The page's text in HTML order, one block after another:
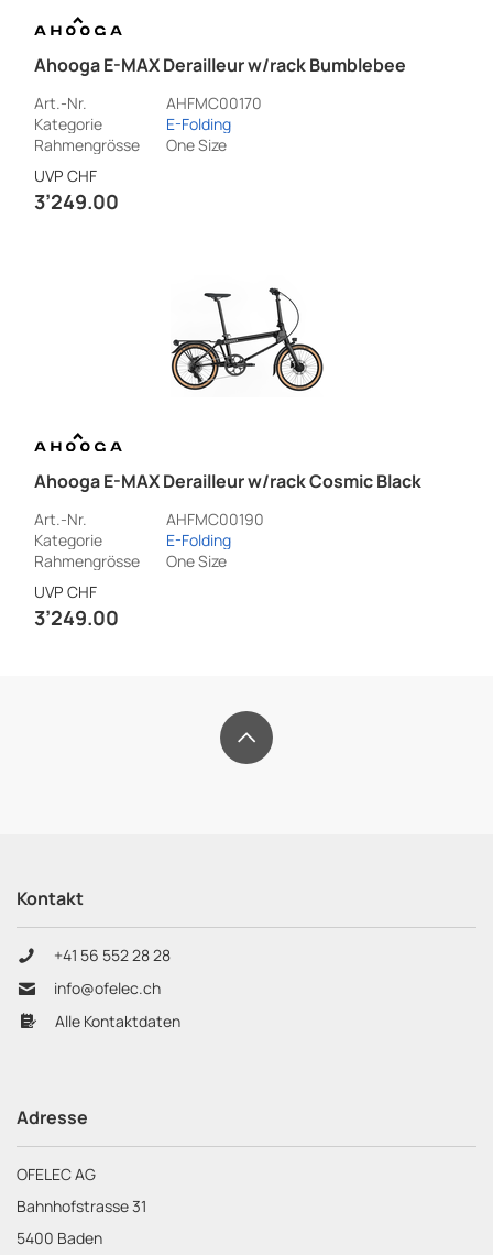
Ahooga E-MAX Derailleur w/rack Bumblebee
Art.-Nr.
AHFMC00170
Kategorie
E-Folding
Rahmengrösse
One Size
UVP CHF
3’249.00
Ahooga E-MAX Derailleur w/rack Cosmic Black
Art.-Nr.
AHFMC00190
Kategorie
E-Folding
Rahmengrösse
One Size
UVP CHF
3’249.00
OFELEC
AG
Kontakt
+41 56 552 28 28
info@ofelec.ch
Alle Kontaktdaten
Adresse
OFELEC AG
Bahnhofstrasse 31
5400 Baden